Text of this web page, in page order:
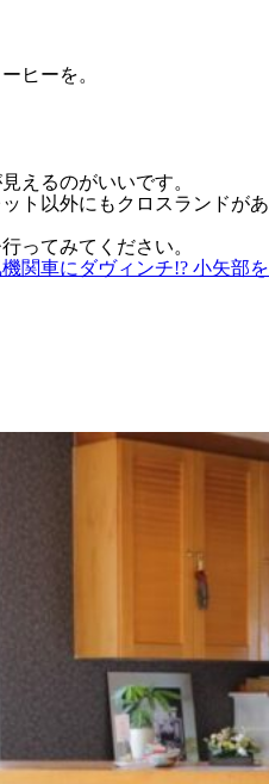
ヒーを。
えるのがいいです。
ト以外にもクロスランドがあ
ってみてください。
関車にダヴィンチ!? 小矢部を